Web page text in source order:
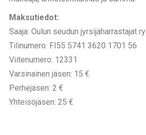
Maksutiedot:
Saaja: Oulun seudun jyrsijäharrastajat ry
Tilinumero: FI55 5741 3620 1701 56
Viitenumero: 12331
Varsinainen jäsen: 15 €
Perhejäsen: 2 €
Yhteisöjäsen: 25 €